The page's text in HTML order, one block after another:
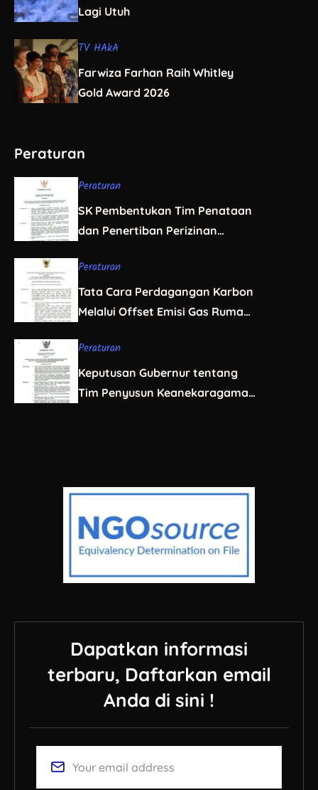
Lagi Utuh
TV HAkA
Farwiza Farhan Raih Whitley
Gold Award 2026
Peraturan
Peraturan
SK Pembentukan Tim Penataan
dan Penertiban Perizinan
Aceh
Peraturan
Tata Cara Perdagangan Karbon
Melalui Offset Emisi Gas Rumah
Peraturan
Keputusan Gubernur tentang
Tim Penyusun Keanekaragaman
Dapatkan informasi
terbaru, Daftarkan email
Anda di sini !